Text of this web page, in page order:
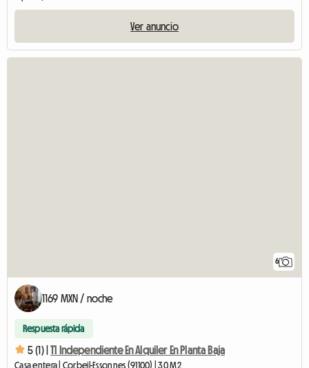
Ver anuncio
6
1169 MXN / noche
Respuesta rápida
5 (1) | T1 Independiente En Alquiler En Planta Baja
Casa entera | Corbeil-Essonnes (91100) | 30 M2